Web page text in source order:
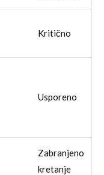
Kritično
Usporeno
Zabranjeno
kretanje